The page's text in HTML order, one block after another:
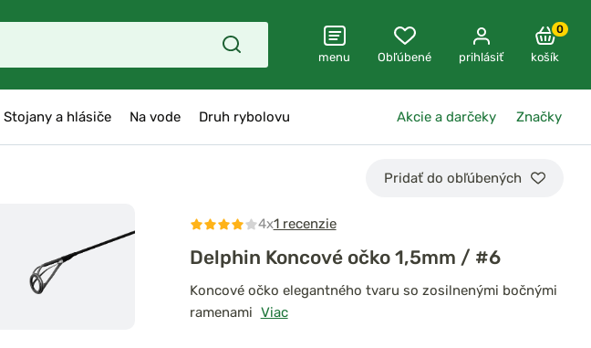
menu Obľúbené prihlásiť
0
košík
Stojany a hlásiče Na vode Druh rybolovu Akcie a darčeky Značky
Pridať do obľúbených
4x1 recenzie
Delphin Koncové očko 1,5mm / #6
Koncové očko elegantného tvaru so zosilnenými bočnými
ramenami Viac